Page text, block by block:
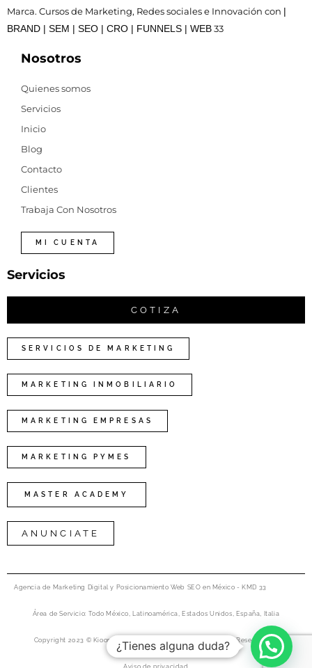
Marca. Cursos de Marketing, Redes sociales e Innovación con |
BRAND | SEM | SEO | CRO | FUNNELS | WEB33
Nosotros
Quienes somos
Servicios
Inicio
Blog
Contacto
Clientes
Trabaja Con Nosotros
MI CUENTA
Servicios
COTIZA
SERVICIOS DE MARKETING
MARKETING INMOBILIARIO
MARKETING EMPRESAS
MARKETING PYMES
MASTER ACADEMY
ANUNCIATE
Agencia de Marketing Digital y Posicionamiento Web SEO en México - KMD 33
Área de Servicio: Todo México, Latinoamérica, Estados Unidos, España, Italia
Copyright 2023 © Kioongo Marketing Agency Digital All rights Reserved. 33
Aviso de privacidad
¿Tienes alguna duda?